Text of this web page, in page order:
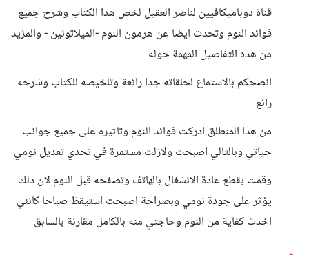
قناة دوباميكافيين لناصر العقيل لخص هدا الكتاب وشرح جميع
فوائد النوم وتحدث ايضا عن هرمون النوم -الميلاتونين - والمزيد
من هده التفاصيل المهمة حوله
انصحكم بالاستماع لحلقاته جدا رائعة وتلخيصه للكتاب وشرحه
رائع
من هدا المنطلق ادركت فوائد النوم وتاثيره على جميع جوانب
حياتي وبالتالي اصبحت ولازلت مستمرة في تحدي تعديل نومي
وقمت بقطع عادة الانشغال بالهاتف وتصفحه قبل النوم لان دلك
يؤثر على جودة نومي وبصراحة اصبحت استيقظ صباحا كانني
اخدت كفاية من النوم وحاجتي منه بالكامل مقارنة بالسابق